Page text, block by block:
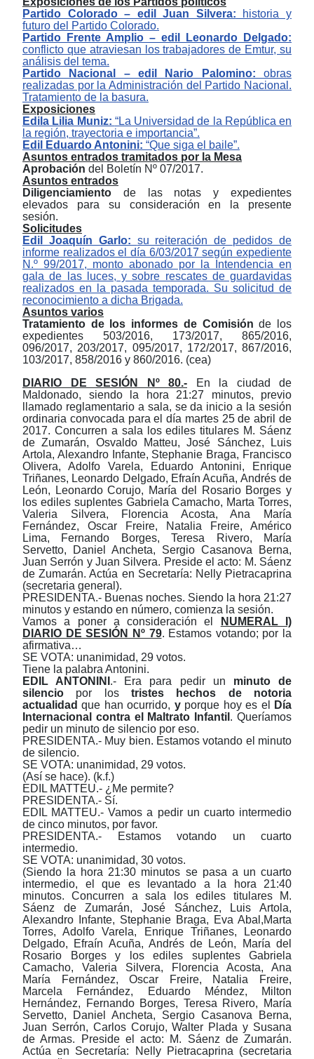
Partido Colorado – edil Juan Silvera: historia y
futuro del Partido Colorado.
Partido Frente Amplio – edil Leonardo Delgado:
conflicto que atraviesan los trabajadores de Emtur, su
análisis del tema.
Partido Nacional – edil Nario Palomino: obras
realizadas por la Administración del Partido Nacional.
Tratamiento de la basura.
Exposiciones
Edila Lilia Muniz: “La Universidad de la República en
la región, trayectoria e importancia”.
Edil Eduardo Antonini: “Que siga el baile”.
Asuntos entrados tramitados por la Mesa
Aprobación del Boletín Nº 07/2017.
Asuntos entrados
Diligenciamiento de las notas y expedientes
elevados para su consideración en la presente
sesión.
Solicitudes
Edil Joaquín Garlo: su reiteración de pedidos de
informe realizados el día 6/03/2017 según expediente
N.º 99/2017, monto abonado por la Intendencia en
gala de las luces, y sobre rescates de guardavidas
realizados en la pasada temporada. Su solicitud de
reconocimiento a dicha Brigada.
Asuntos varios
Tratamiento de los informes de Comisión de los
expedientes 503/2016, 173/2017, 865/2016,
096/2017, 203/2017, 095/2017, 172/2017, 867/2016,
103/2017, 858/2016 y 860/2016. (cea)
DIARIO DE SESIÓN Nº 80.- En la ciudad de
Maldonado, siendo la hora 21:27 minutos, previo
llamado reglamentario a sala, se da inicio a la sesión
ordinaria convocada para el día martes 25 de abril de
2017. Concurren a sala losediles titulares M. Sáenz
de Zumarán, Osvaldo Matteu, José Sánchez, Luis
Artola, Alexandro Infante, Stephanie Braga, Francisco
Olivera, Adolfo Varela, Eduardo Antonini, Enrique
Triñanes, Leonardo Delgado, Efraín Acuña, Andrés de
León, Leonardo Corujo, María del Rosario Borges y
los ediles suplentes Gabriela Camacho, Marta Torres,
Valeria Silvera, Florencia Acosta, Ana María
Fernández, Oscar Freire, Natalia Freire, Américo
Lima, Fernando Borges, Teresa Rivero, María
Servetto, Daniel Ancheta, Sergio Casanova Berna,
Juan Serrón y Juan Silvera. Preside el acto: M. Sáenz
de Zumarán. Actúa en Secretaría: Nelly Pietracaprina
(secretaria general).
PRESIDENTA.- Buenas noches. Siendo la hora 21:27
minutos y estando en número, comienza la sesión.
Vamos a poner a consideración el
NUMERAL I)
DIARIO DE SESIÓN Nº 79. Estamos votando; por la
afirmativa…
SE VOTA: unanimidad, 29 votos.
Tiene la palabra Antonini.
EDIL ANTONINI .- Era para pedir un minuto de
silencio por los tristes hechos de notoria
actualidad que han ocurrido, yporque hoy es el
Día
Internacional contra el Maltrato Infantil . Queríamos
pedir un minuto de silencio por eso.
PRESIDENTA.- Muy bien. Estamos votando el minuto
de silencio.
SE VOTA: unanimidad, 29 votos.
(Así se hace). (k.f.)
EDIL MATTEU.- ¿Me permite?
PRESIDENTA.- Sí.
EDIL MATTEU.- Vamos a pedir un cuarto intermedio
de cinco minutos, por favor.
PRESIDENTA.- Estamos votando un cuarto
intermedio.
SE VOTA: unanimidad, 30 votos.
(Siendo la hora 21:30 minutos se pasa a un cuarto
intermedio, el que es levantado a la hora 21:40
minutos.Concurren asala losediles titulares M.
Sáenz de Zumarán, José Sánchez, Luis Artola,
Alexandro Infante, Stephanie Braga, Eva Abal,Marta
Torres, Adolfo Varela, Enrique Triñanes, Leonardo
Delgado, Efraín Acuña, Andrés de León, María del
Rosario Borges y los ediles suplentes Gabriela
Camacho, Valeria Silvera, Florencia Acosta, Ana
María Fernández, Oscar Freire, Natalia Freire,
Marcela Fernández, Eduardo Méndez, Milton
Hernández, Fernando Borges, Teresa Rivero, María
Servetto, Daniel Ancheta, Sergio Casanova Berna,
Juan Serrón, Carlos Corujo, Walter Plada y Susana
de Armas.
Preside el acto: M. Sáenz de Zumarán.
Actúa en Secretaría: Nelly Pietracaprina (secretaria